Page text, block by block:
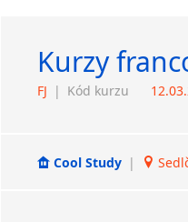
Kurzy
FJ | Kód kurzu
Cool Study |